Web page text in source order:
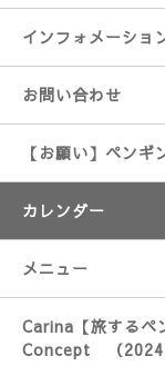
インフォメーショ
お問い合わせ
【お願い】ペン
カレンダー
メニュー
Carina【旅する
Concept （